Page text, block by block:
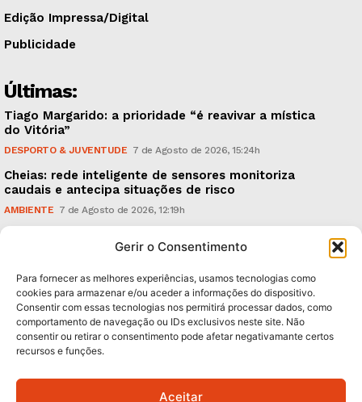
Gerir o Consentimento
Para fornecer as melhores experiências, usamos tecnologias como
cookies para armazenar e/ou aceder a informações do dispositivo.
Consentir com essas tecnologias nos permitirá processar dados, como
comportamento de navegação ou IDs exclusivos neste site. Não
consentir ou retirar o consentimento pode afetar negativamante certos
recursos e funções.
Aceitar
Edição Impressa/Digital
Publicidade
Últimas:
Tiago Margarido: a prioridade “é reavivar a mística
do Vitória”
DESPORTO & JUVENTUDE 7 de Agosto de 2026, 15:24h
Cheias: rede inteligente de sensores monitoriza
caudais e antecipa situações de risco
AMBIENTE 7 de Agosto de 2026, 12:19h
Subscreva Newsletter: